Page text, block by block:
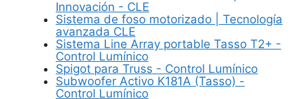
Innovación - CLE
Sistema de foso motorizado | Tecnología
avanzada CLE
Sistema Line Array portable Tasso T2+ -
Control Lumínico
Spigot para Truss - Control Lumínico
Subwoofer Activo K181A (Tasso) -
Control Lumínico